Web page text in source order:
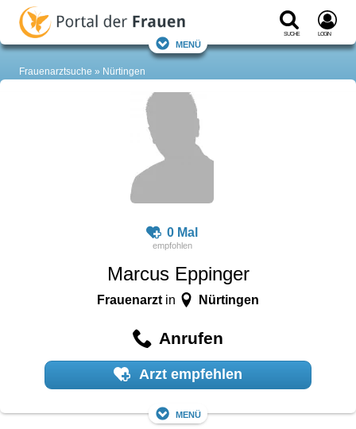
Suche Login
Menü
Frauenarztsuche Nürtingen
0 Mal
Marcus Eppinger
Frauenarztin Nürtingen
Anrufen
Arzt empfehlen
Menü